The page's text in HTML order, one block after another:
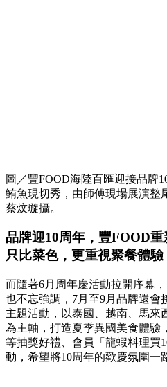
圖／豐FOOD海陸百匯迎接品牌
鮪魚現切秀，由師傅現場展演整
蔡炆璇攝。
品牌迎10周年，豐FOOD
只比菜色，更重視聚餐體驗
而隨著6月周年慶活動拉開序幕
也不忘強調，7月至9月品牌還會
主題活動，以泰國、越南、馬來
為主軸，打造夏季異國美食體驗
等抽獎好禮、會員「龍蝦料理買
動，希望將10周年的歡慶氛圍一